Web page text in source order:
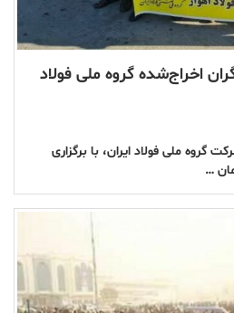
اخراج‌شده گروه ملی فولاد
گروه ملی فولاد ایران، با برگزاری
…